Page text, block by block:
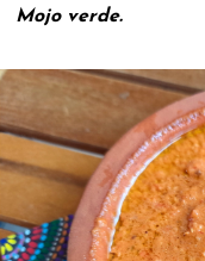
Mojo verde.